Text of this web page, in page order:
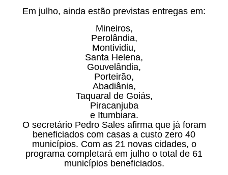
Em julho, ainda estão previstas entregas em:
Mineiros,
Perolândia,
Montividiu,
Santa Helena,
Gouvelândia,
Porteirão,
Abadiânia,
Taquaral de Goiás,
Piracanjuba
e Itumbiara.
O secretário Pedro Sales afirma que já foram
beneficiados com casas a custo zero 40
municípios. Com as 21 novas cidades, o
programa completará em julho o total de 61
municípios beneficiados.